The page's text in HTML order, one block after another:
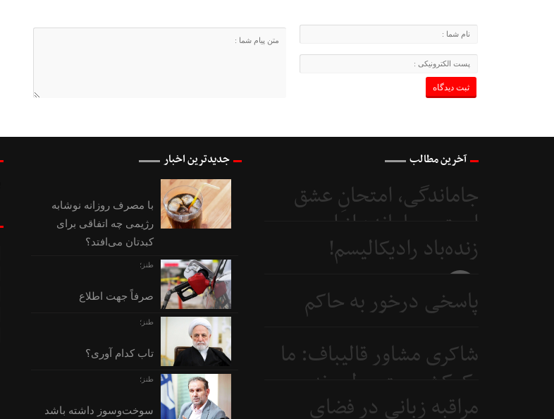
آخرین مطالب
جاماندگی، امتحانِ عشق
است و جامانده از اربعین...
4 روز
زنده‌باد رادیکالیسم!
پاسخی درخور به حاکم
6 روز
شاکری مشاور قالیباف: ما
یک‌کشور متوسطیم نه
ابرقدرت
مراقبه زبانی در فضای
جدیدترین اخبار
با مصرف روزانه نوشابه
رژیمی چه اتفاقی برای
کبدتان می‌افتد؟
طنز؛
صرفاً جهت اطلاع
طنز؛
تاب کدام آوری؟
طنز؛
سوخت‌وسوز داشته باشد